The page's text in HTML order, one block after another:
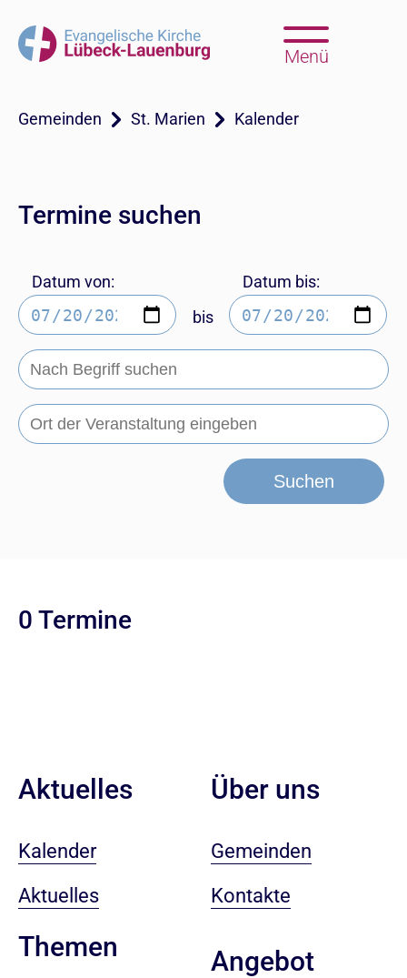
Menü
Gemeinden St. Marien Kalender
Termine suchen
Datum von:
bis
Datum bis:
Suchen
0 Termine
Aktuelles
Kalender
Aktuelles
Themen
Über uns
Gemeinden
Kontakte
Angebot